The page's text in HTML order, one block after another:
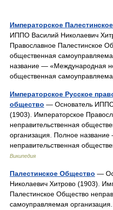
Императорское
ИППО Василий Николаевич
Православное Палестинское
общественная
название ― «Международная
общественная
Императорское Русское
общество — Основатель ИППО
(1903). Императорское
неправительственная
организация. Полное
неправительственная
Википедия
Палестинское Общество —
Николаевич Хитрово (1903).
Палестинское Общество
самоуправляемая